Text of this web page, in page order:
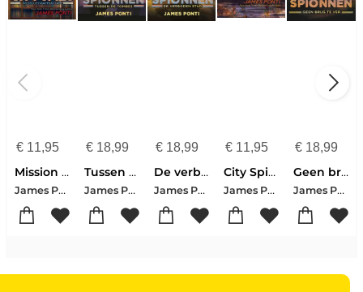
€11,95
Mission Manhattan
James Ponti
€18,99
Tussen de tombes
James Ponti
€ 18,99
De verboden stad
James Ponti
€ 11,95
City Spies
James Ponti
€ 18,99
Geen brug te ver
James Ponti